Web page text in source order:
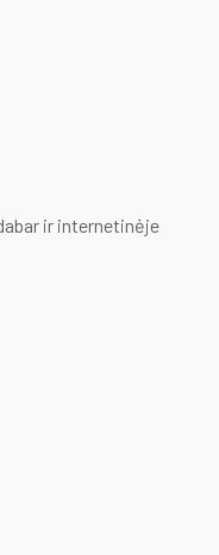
ir internetinėje